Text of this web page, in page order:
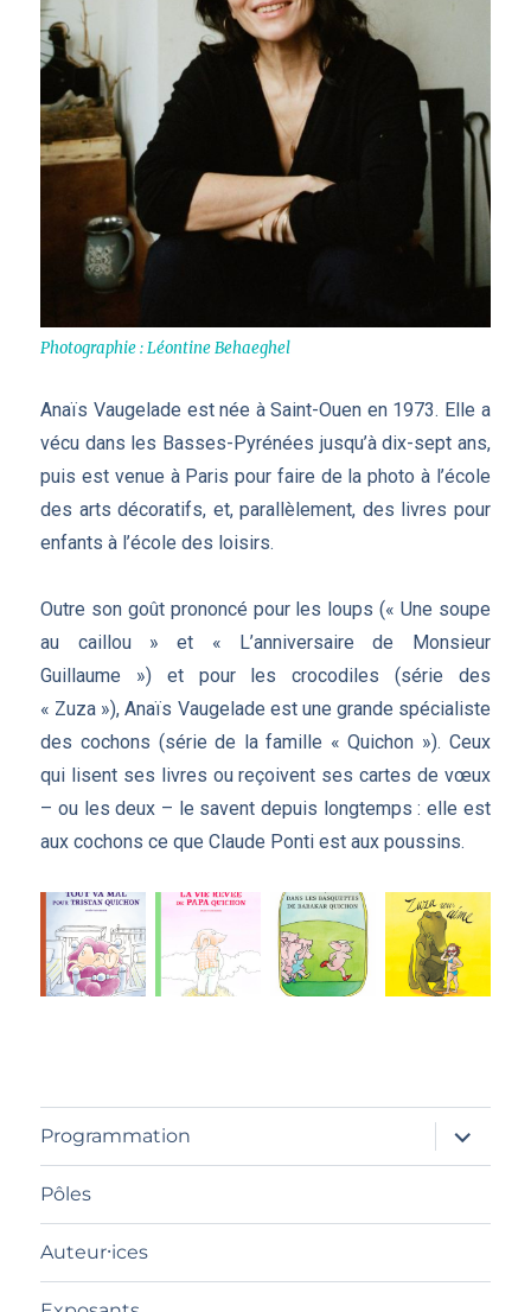
Photographie : Léontine Behaeghel
Anaïs Vaugelade est née à Saint-Ouen en 1973. Elle a
vécu dans les Basses-Pyrénées jusqu’à dix-sept ans,
puis est venue à Paris pour faire de la photo à l’école
des arts décoratifs, et, parallèlement, des livres pour
enfants à l’école des loisirs.
Outre son goût prononcé pour les loups (« Une soupe
au caillou » et « L’anniversaire de Monsieur
Guillaume ») et pour les crocodiles (série des
« Zuza »), Anaïs Vaugelade est une grande spécialiste
des cochons (série de la famille « Quichon »). Ceux
qui lisent ses livres ou reçoivent ses cartes de vœux
– ou les deux – le savent depuis longtemps : elle est
aux cochons ce que Claude Ponti est aux poussins.
Programmation
ouvrir
le
sous-
Pôles
Auteur⸱ices